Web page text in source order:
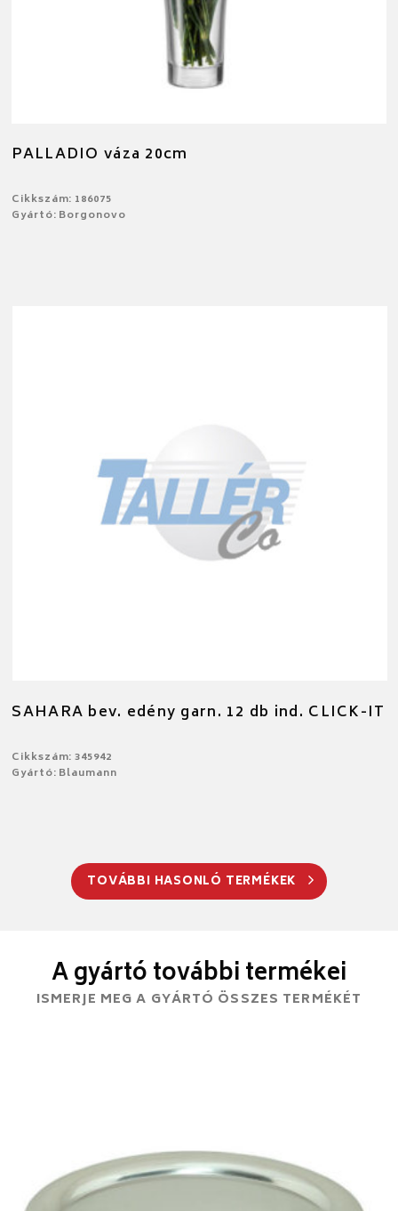
PALLADIO váza 20cm
Cikkszám: 186075
Gyártó: Borgonovo
SAHARA bev. edény garn. 12 db ind. CLICK-IT
Cikkszám: 345942
Gyártó: Blaumann
TOVÁBBI HASONLÓ TERMÉKEK
A gyártó további termékei
ISMERJE MEG A GYÁRTÓ ÖSSZES TERMÉKÉT